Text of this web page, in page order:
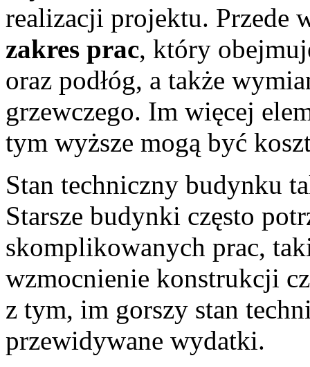
realizacji projektu. Przede
zakres prac, który
oraz podłóg, a także
grzewczego. Im więcej
tym wyższe mogą być
Stan techniczny budynku
Starsze budynki często
skomplikowanych prac,
wzmocnienie konstrukcji
z tym, im gorszy stan
przewidywane wydatki.